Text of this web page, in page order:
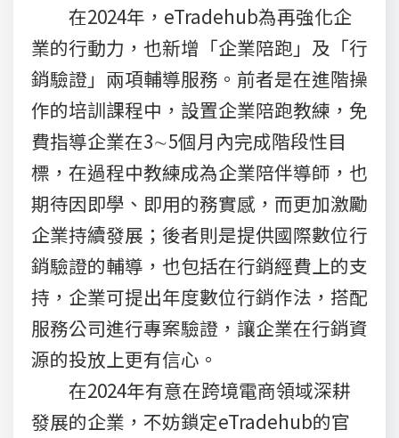
在2024年，eTradehub為再強化企
業的行動力，也新增「企業陪跑」及「行
銷驗證」兩項輔導服務。前者是在進階操
作的培訓課程中，設置企業陪跑教練，免
費指導企業在3∼5個月內完成階段性目
標，在過程中教練成為企業陪伴導師，也
期待因即學、即用的務實感，而更加激勵
企業持續發展；後者則是提供國際數位行
銷驗證的輔導，也包括在行銷經費上的支
持，企業可提出年度數位行銷作法，搭配
服務公司進行專案驗證，讓企業在行銷資
源的投放上更有信心。
在2024年有意在跨境電商領域深耕
發展的企業，不妨鎖定eTradehub的官